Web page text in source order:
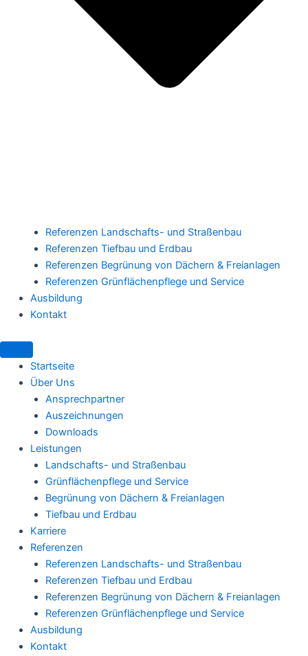
Referenzen Landschafts- und Straßenbau
Referenzen Tiefbau und Erdbau
Referenzen Begrünung von Dächern & Freianlagen
Referenzen Grünflächenpflege und Service
Ausbildung
Kontakt
Startseite
Über Uns
Ansprechpartner
Auszeichnungen
Downloads
Leistungen
Landschafts- und Straßenbau
Grünflächenpflege und Service
Begrünung von Dächern & Freianlagen
Tiefbau und Erdbau
Karriere
Referenzen
Referenzen Landschafts- und Straßenbau
Referenzen Tiefbau und Erdbau
Referenzen Begrünung von Dächern & Freianlagen
Referenzen Grünflächenpflege und Service
Ausbildung
Kontakt